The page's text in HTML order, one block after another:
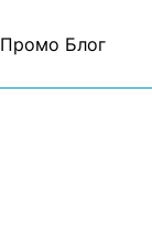
Промо Блог